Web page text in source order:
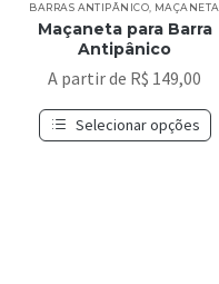
BARRAS ANTIPÂNICO MAÇANETA
Maçaneta para Barra
Antipânico
A partir de R$ 149,00
Selecionar opções